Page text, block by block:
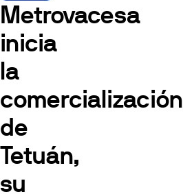
Metrovacesa
inicia
la
comercialización
de
Tetuán,
su